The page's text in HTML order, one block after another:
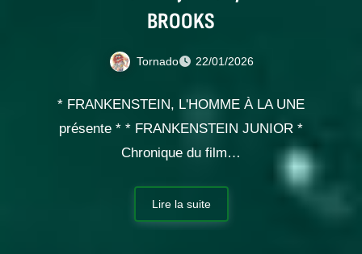
BROOKS
Tornado 22/01/2026
* FRANKENSTEIN, L'HOMME À LA UNE
présente * * FRANKENSTEIN JUNIOR *
Chronique du film…
Lire la suite